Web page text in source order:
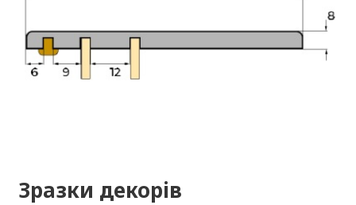
Зразки декорів